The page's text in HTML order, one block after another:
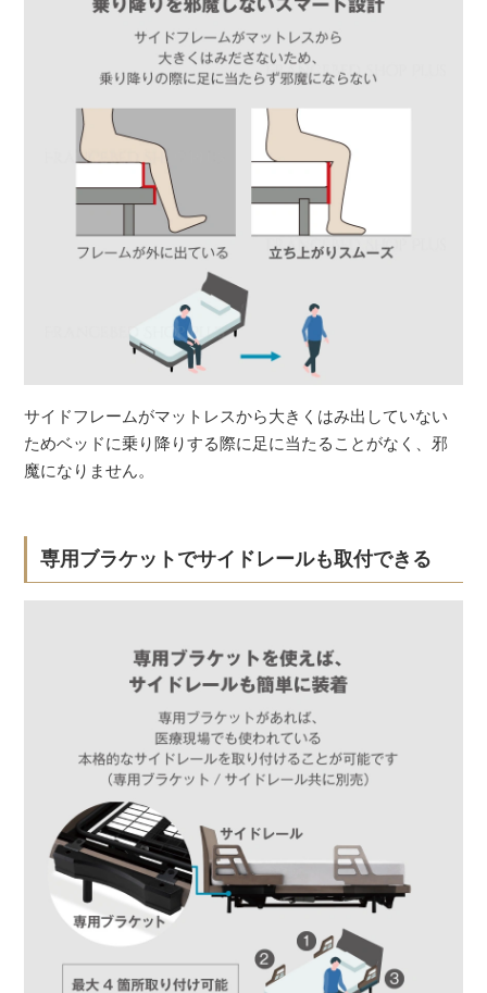
サイドフレームがマットレスから大きくはみ出していない
ためベッドに乗り降りする際に足に当たることがなく、邪
魔になりません。
専用ブラケットでサイドレールも取付できる